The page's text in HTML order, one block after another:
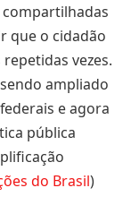
que o cidadão
vezes.
ampliado
e agora
pública
do Brasil)